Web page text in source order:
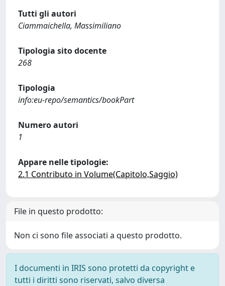
Tutti gli autori
Ciammaichella, Massimiliano
Tipologia sito docente
268
Tipologia
info:eu-repo/semantics/bookPart
Numero autori
1
Appare nelle tipologie:
2.1 Contributo in Volume(Capitolo,Saggio)
File in questo prodotto:
Non ci sono file associati a questo prodotto.
I documenti in IRIS sono protetti da copyright e
tutti i diritti sono riservati, salvo diversa